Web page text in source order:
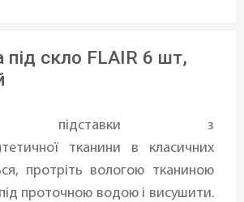
під скло FLAIR 6 шт,
підставки з
тканини в класичних
протріть вологою тканиною
проточною водою і висушити.